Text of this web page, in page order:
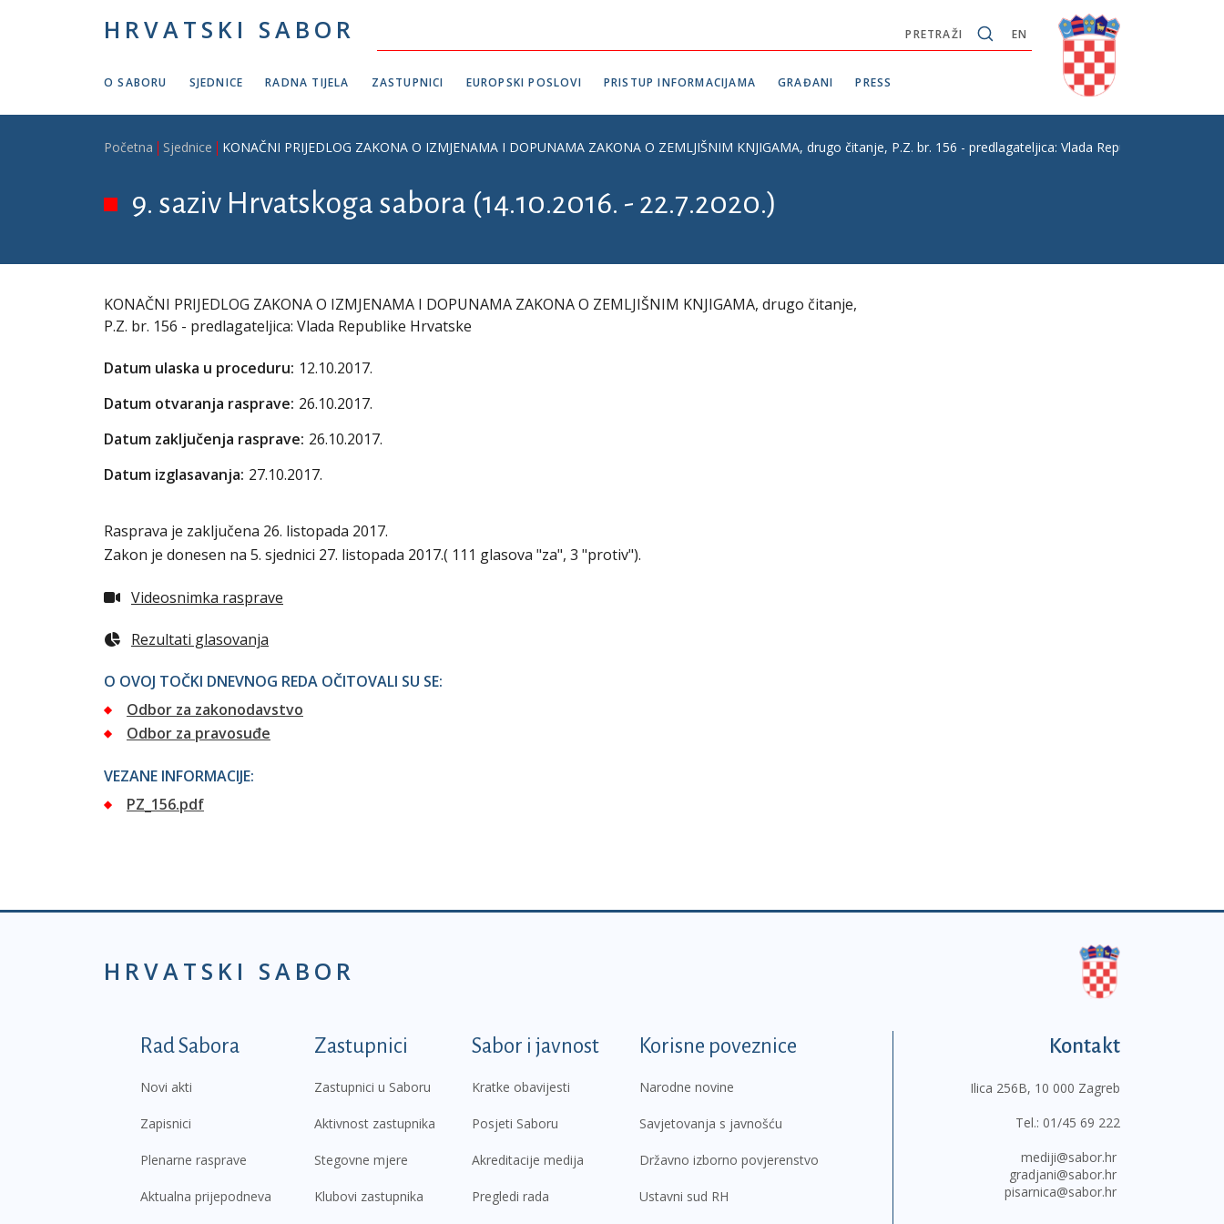
HRVATSKI SABOR EN
PRETRAŽI
O SABORU SJEDNICE RADNA TIJELA ZASTUPNICI EUROPSKI POSLOVI PRISTUP INFORMACIJAMA GRAĐANI PRESS
Breadcrumb
Početna Sjednice KONAČNI PRIJEDLOG ZAKONA O IZMJENAMA I DOPUNAMA ZAKONA O ZEMLJIŠNIM KNJIGAMA, drugo čitanje, P.Z. br. 156 - predlagateljica: Vlada Republike Hrvatske
9. saziv Hrvatskoga sabora (14.10.2016. - 22.7.2020.)
KONAČNI PRIJEDLOG ZAKONA O IZMJENAMA I DOPUNAMA ZAKONA O ZEMLJIŠNIM KNJIGAMA, drugo čitanje,
P.Z. br. 156 - predlagateljica: Vlada Republike Hrvatske
Datum ulaska u proceduru: 12.10.2017.
Datum otvaranja rasprave: 26.10.2017.
Datum zaključenja rasprave: 26.10.2017.
Datum izglasavanja: 27.10.2017.
Rasprava je zaključena 26. listopada 2017.
Zakon je donesen na 5. sjednici 27. listopada 2017.( 111 glasova "za", 3 "protiv").
Videosnimka rasprave
Rezultati glasovanja
O OVOJ TOČKI DNEVNOG REDA OČITOVALI SU SE:
Odbor za zakonodavstvo
Odbor za pravosuđe
VEZANE INFORMACIJE:
PZ_156.pdf
HRVATSKI SABOR
Podnožje prvi izbornik
Rad Sabora
Novi akti
Zapisnici
Plenarne rasprave
Aktualna prijepodneva
Zastupnici
Zastupnici u Saboru
Aktivnost zastupnika
Stegovne mjere
Klubovi zastupnika
Sabor i javnost
Kratke obavijesti
Posjeti Saboru
Akreditacije medija
Pregledi rada
Korisne poveznice
Narodne novine
Savjetovanja s javnošću
Državno izborno povjerenstvo
Ustavni sud RH
Kontakt
Ilica 256B, 10 000 Zagreb
Tel.: 01/45 69 222
mediji@sabor.hr
gradjani@sabor.hr
pisarnica@sabor.hr